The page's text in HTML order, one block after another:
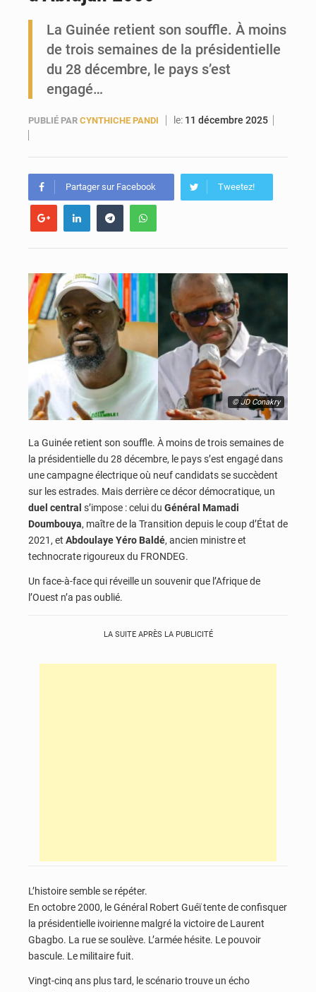
Forces Vives en Guinée : la coalition critique la gestion de Mamadi Doumbouya
La Guinée retient son souffle. À moins
de trois semaines de la présidentielle
du 28 décembre, le pays s’est
engagé…
PUBLIÉ PAR CYNTHICHE PANDI le: 11 décembre 2025
Partager sur Facebook Tweetez!
© JD Conakry
La Guinée retient son souffle. À moins de trois semaines de
la présidentielle du 28 décembre, le pays s’est engagé dans
une campagne électrique où neuf candidats se succèdent
sur les estrades. Mais derrière ce décor démocratique, un
duel central s’impose : celui du Général Mamadi
Doumbouya, maître de la Transition depuis le coup d’État de
2021, et Abdoulaye Yéro Baldé, ancien ministre et
technocrate rigoureux du FRONDEG.
Un face-à-face qui réveille un souvenir que l’Afrique de
l’Ouest n’a pas oublié.
LA SUITE APRÈS LA PUBLICITÉ
L’histoire semble se répéter.
En octobre 2000, le Général Robert Guéï tente de confisquer
la présidentielle ivoirienne malgré la victoire de Laurent
Gbagbo. La rue se soulève. L’armée hésite. Le pouvoir
bascule. Le militaire fuit.
Vingt-cinq ans plus tard, le scénario trouve un écho